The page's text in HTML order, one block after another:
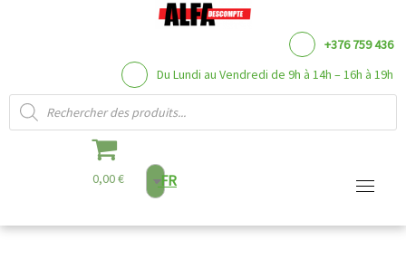
+376 759 436
Du Lundi au Vendredi de 9h à 14h – 16h à 19h
Recherche de produits
0,00 € FR